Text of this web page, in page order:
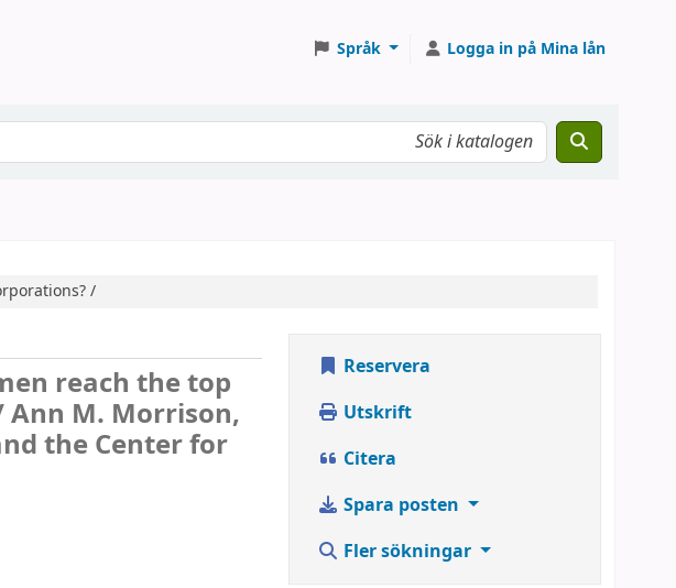
Språk Logga in på Mina lån
/
reach the top
Ann M. Morrison,
the Center for
Reservera
Utskrift
Citera
Spara posten
Fler sökningar